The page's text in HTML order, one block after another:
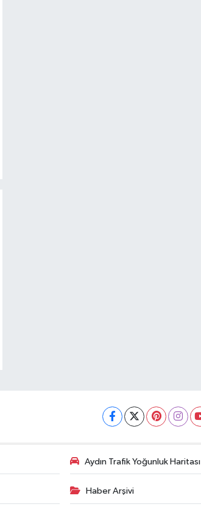
Aydın Trafik Yoğunluk Haritası
Haber Arşivi